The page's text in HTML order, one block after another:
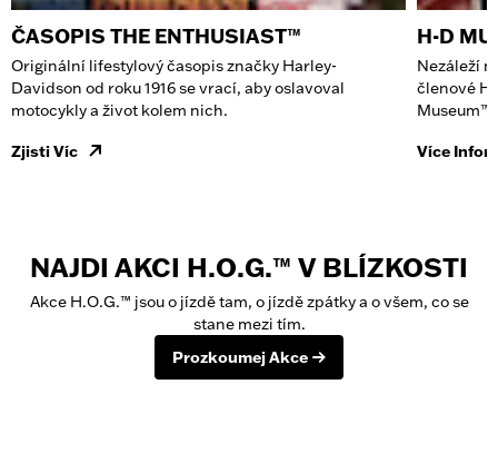
ČASOPIS THE ENTHUSIAST™
Originální lifestylový časopis značky Harley-
Davidson od roku 1916 se vrací, aby oslavoval
motocykly a život kolem nich.
Zjisti Víc
H-D
Nezáleží
členové
Museum™
Více
NAJDI AKCI H.O.G.™ V BLÍZKOSTI
Akce H.O.G.™ jsou o jízdě tam, o jízdě zpátky a o všem, co se
stane mezi tím.
Prozkoumej Akce